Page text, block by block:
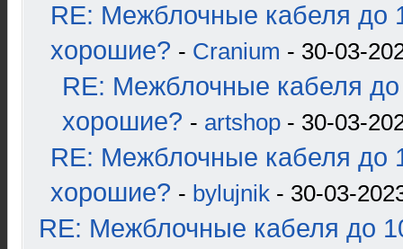
RE: Межблочные кабеля до
хорошие? - Cranium - 30-03-
RE: Межблочные кабеля до
хорошие? - artshop - 30-03-
RE: Межблочные кабеля до
хорошие? - bylujnik - 30-03-
RE: Межблочные кабеля до